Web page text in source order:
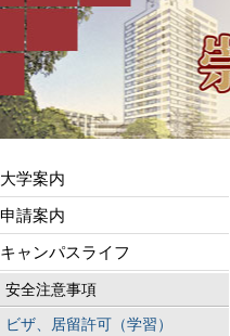
大学案内
申請案内
キャンパスライフ
安全注意事項
ビザ、居留許可（学習）